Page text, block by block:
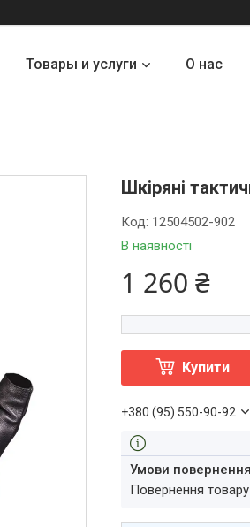
Товары и услуги О нас
Шкіряні
В наявності
Код: 12504502-902
1 260 ₴
Купити
+380 (95) 550-90-92
повернення